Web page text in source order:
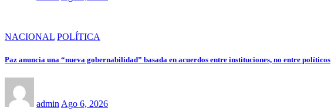
NACIONAL POLÍTICA
Paz anuncia una “nueva gobernabilidad” basada en acuerdos entre instituciones, no entre políticos
admin Ago 6, 2026